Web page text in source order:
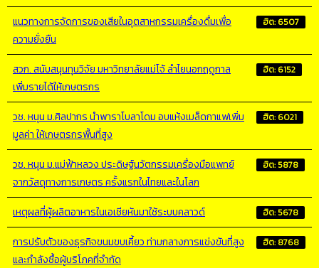
แนวทางการจัดการของเสียในอุตสาหกรรมเครื่องดื่มเพื่อ
ความยั่งยืน
ฮิต: 6507
สวก. สนับสนุนทุนวิจัย มหาวิทยาลัยแม่โจ้ ลำไยนอกฤดูกาล
เพิ่มรายได้ให้เกษตรกร
ฮิต: 6152
วช. หนุน ม.ศิลปากร นำพาราโบลาโดม อบแห้งเมล็ดกาแฟเพิ่ม
มูลค่า ให้เกษตรกรพื้นที่สูง
ฮิต: 6021
วช. หนุน ม.แม่ฟ้าหลวง ประดิษฐ์นวัตกรรมเครื่องมือแพทย์
จากวัสดุทางการเกษตร ครั้งแรกในไทยและในโลก
ฮิต: 5878
เหตุผลที่ผู้ผลิตอาหารในเอเชียหันมาใช้ระบบคลาวด์ ฮิต: 5678
การปรับตัวของธุรกิจขนมขบเคี้ยว ท่ามกลางการแข่งขันที่สูง
และกำลังซื้อผู้บริโภคที่จำกัด
ฮิต: 8768